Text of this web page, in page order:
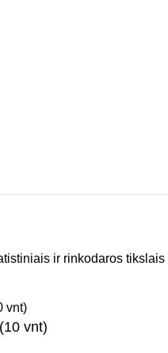
ir rinkodaros
vnt)